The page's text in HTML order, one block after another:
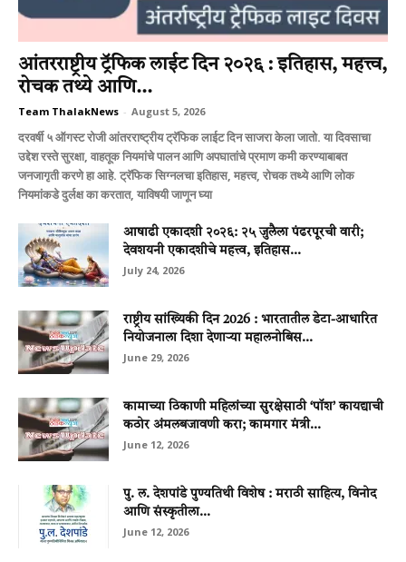
आंतरराष्ट्रीय ट्रॅफिक लाईट दिन २०२६ : इतिहास, महत्त्व,
रोचक तथ्ये आणि...
Team ThalakNews - August 5, 2026
दरवर्षी ५ ऑगस्ट रोजी आंतरराष्ट्रीय ट्रॅफिक लाईट दिन साजरा केला जातो. या दिवसाचा
उद्देश रस्ते सुरक्षा, वाहतूक नियमांचे पालन आणि अपघातांचे प्रमाण कमी करण्याबाबत
जनजागृती करणे हा आहे. ट्रॅफिक सिग्नलचा इतिहास, महत्त्व, रोचक तथ्ये आणि लोक
नियमांकडे दुर्लक्ष का करतात, याविषयी जाणून घ्या
आषाढी एकादशी २०२६: २५ जुलैला पंढरपूरची वारी;
देवशयनी एकादशीचे महत्त्व, इतिहास...
July 24, 2026
राष्ट्रीय सांख्यिकी दिन 2026 : भारतातील डेटा-आधारित
नियोजनाला दिशा देणाऱ्या महालनोबिस...
June 29, 2026
कामाच्या ठिकाणी महिलांच्या सुरक्षेसाठी ‘पॉश’ कायद्याची
कठोर अंमलबजावणी करा; कामगार मंत्री...
June 12, 2026
पु. ल. देशपांडे पुण्यतिथी विशेष : मराठी साहित्य, विनोद
आणि संस्कृतीला...
June 12, 2026